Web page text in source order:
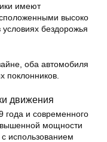
имеют
высоко
бездорожья
оба автомобиля
поклонников.
движения
года и современного
мощности
использованием